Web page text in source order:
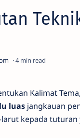
4
Kalimat Tema,
luas jangkauan
kepada tuturan